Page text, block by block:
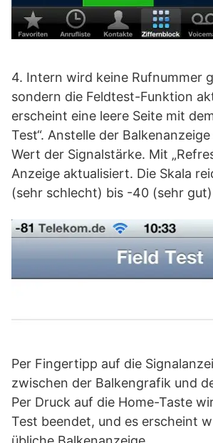
4. Intern wird keine Rufnummer
sondern die Feldtest-Funktion
erscheint eine leere Seite mit
Test“. Anstelle der
Wert der Signalstärke. Mit
Anzeige aktualisiert. Die Skala
(sehr schlecht) bis -40 (sehr
Per Fingertipp auf die
zwischen der Balkengrafik und
Per Druck auf die Home-Taste
Test beendet, und es erscheint